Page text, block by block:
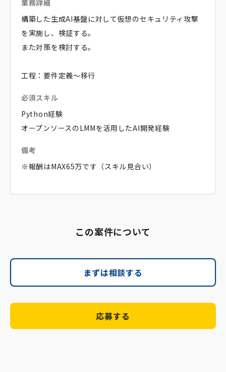
業務詳細
構築した生成AI基盤に対して仮想のセキュリティ攻撃
を実施し、検証する。
また対策を検討する。
工程：要件定義～移行
必須スキル
Python経験
オープンソースのLMMを活用したAI開発経験
備考
※報酬はMAX65万です（スキル見合い）
この案件について
まずは相談する
応募する